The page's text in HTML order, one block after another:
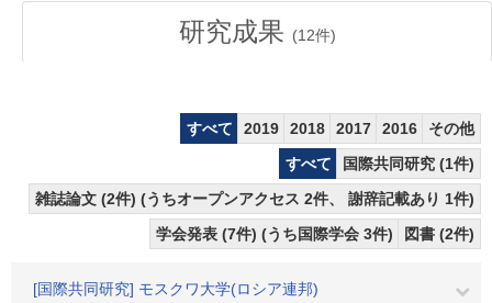
研究成果 (12件)
すべて 2019 2018 2017 2016
その他
すべて
国際共同研究 (1件)
雑誌論文 (2件) (うちオープンアクセス 2件、 謝辞記載あり 1件)
学会発表 (7件) (うち国際学会 3件)
図書 (2件)
[国際共同研究] モスクワ大学(ロシア連邦)